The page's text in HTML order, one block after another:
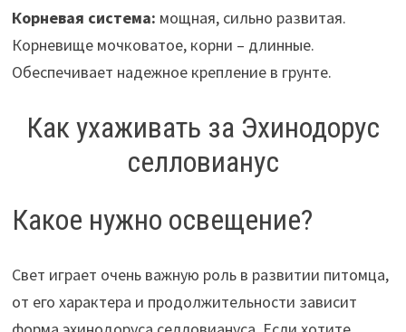
Корневая система: мощная, сильно развитая.
Корневище мочковатое, корни – длинные.
Обеспечивает надежное крепление в грунте.
Как ухаживать за Эхинодорус
селловианус
Какое нужно освещение?
Свет играет очень важную роль в развитии питомца,
от его характера и продолжительности зависит